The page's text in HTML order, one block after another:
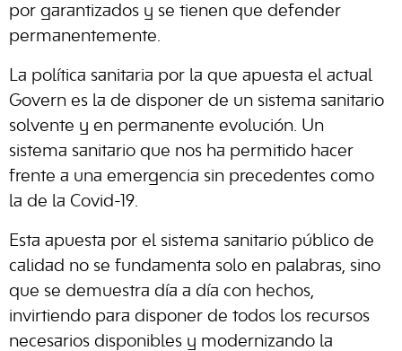
por garantizados y se tienen que defender
permanentemente.
La política sanitaria por la que apuesta el actual
Govern es la de disponer de un sistema sanitario
solvente y en permanente evolución. Un
sistema sanitario que nos ha permitido hacer
frente a una emergencia sin precedentes como
la de la Covid-19.
Esta apuesta por el sistema sanitario público de
calidad no se fundamenta solo en palabras, sino
que se demuestra día a día con hechos,
invirtiendo para disponer de todos los recursos
necesarios disponibles y modernizando la